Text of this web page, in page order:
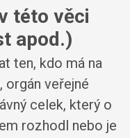
této věci
apod.)
ten, kdo má na
orgán veřejné
celek, který o
rozhodl nebo je